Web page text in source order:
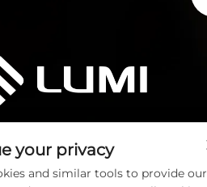
your privacy
and similar tools to provide our